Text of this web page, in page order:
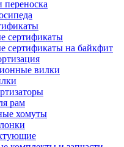
переноска
сертификаты
сертификаты на байкфит
вилки
рам
хомуты